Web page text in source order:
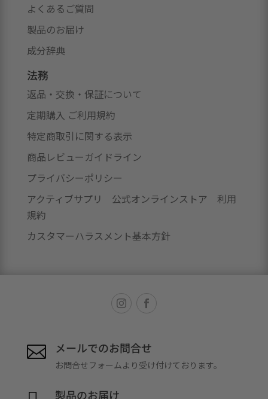
よくあるご質問
製品のお届け
成分辞典
法務
返品・交換・保証について
定期購入 ご利用規約
特定商取引に関する表示
商品レビューガイドライン
プライバシーポリシー
アクティブサプリ 公式オンラインストア 利用
規約
カスタマーハラスメント基本方針
 メールでのお問合せ
お問合せフォームより受け付けております。
製品のお届け